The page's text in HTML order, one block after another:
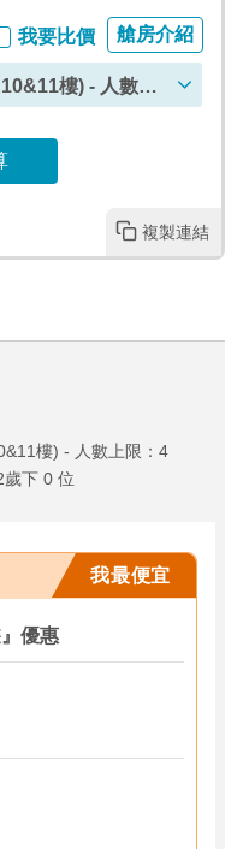
我要比價 艙房介紹
樓) - 人數上
複製連結
樓) - 人數上限：4
下 0 位
我最便宜
優惠